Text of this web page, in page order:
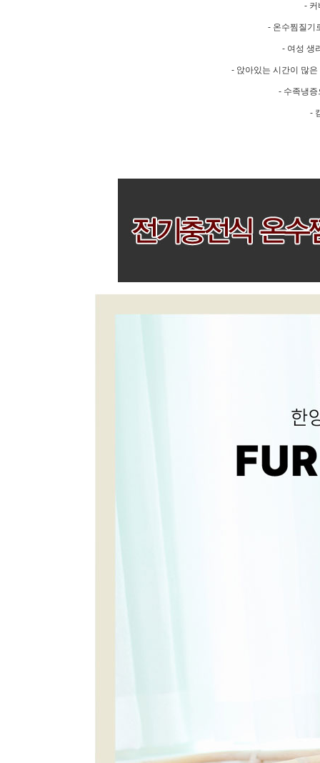
- 커
- 온수찜질기
- 여성 생
- 앉아있는 시간이 많
- 수족냉
-